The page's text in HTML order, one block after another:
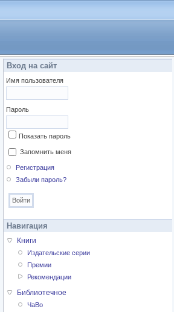
Вход на сайт
Имя пользователя
Пароль
Показать пароль
Запомнить меня
Регистрация
Забыли пароль?
Навигация
Книги
Издательские серии
Премии
Рекомендации
Библиотечное
ЧаВо